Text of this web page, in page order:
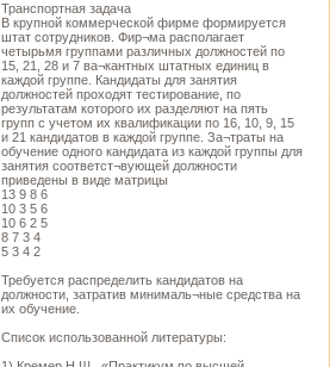
Транспортная задача
В крупной коммерческой фирме формируется
штат сотрудников. Фир¬ма располагает
четырьмя группами различных должностей по
15, 21, 28 и 7 ва¬кантных штатных единиц в
каждой группе. Кандидаты для занятия
должностей проходят тестирование, по
результатам которого их разделяют на пять
групп с учетом их квалификации по 16, 10, 9, 15
и 21 кандидатов в каждой группе. За¬траты на
обучение одного кандидата из каждой группы для
занятия соответст¬вующей должности
приведены в виде матрицы
13 9 8 6
10 3 5 6
10 6 2 5
8 7 3 4
5 3 4 2
Требуется распределить кандидатов на
должности, затратив минималь¬ные средства на
их обучение.
Список использованной литературы: